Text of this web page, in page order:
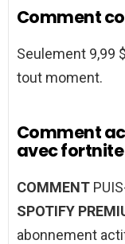
Comment
Seulement 9,99
tout moment.
Comment
avec fortnite
COMMENT
SPOTIFY
abonnement